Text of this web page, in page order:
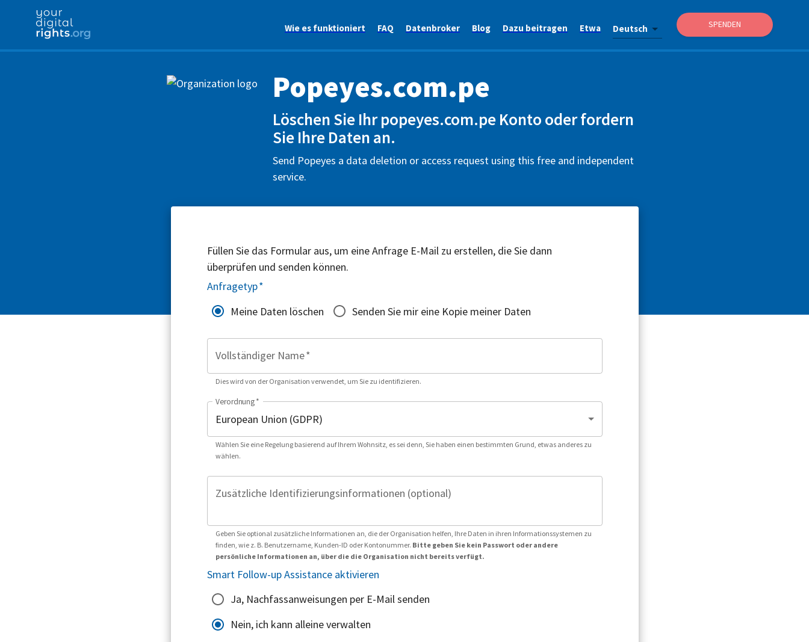
Wie es funktioniert FAQ Datenbroker Blog Dazu beitragen Etwa Deutsch SPENDEN
Popeyes.com.pe
Löschen Sie Ihr popeyes.com.pe Konto oder fordern
Sie Ihre Daten an.
Send Popeyes a data deletion or access request using this free and independent
service.
Füllen Sie das Formular aus, um eine Anfrage E-Mail zu erstellen, die Sie dann
überprüfen und senden können.
Anfragetyp*
Meine Daten löschen
Senden Sie mir eine Kopie meiner Daten
Vollständiger Name*
Dies wird von der Organisation verwendet, um Sie zu identifizieren.
Verordnung*
Wählen Sie eine Regelung basierend auf Ihrem Wohnsitz, es sei denn, Sie haben einen bestimmten Grund, etwas anderes zu
wählen.
Zusätzliche Identifizierungsinformationen (optional)
Geben Sie optional zusätzliche Informationen an, die der Organisation helfen, Ihre Daten in ihren Informationssystemen zu
finden, wie z. B. Benutzername, Kunden-ID oder Kontonummer. Bitte geben Sie kein Passwort oder andere
persönliche Informationen an, über die die Organisation nicht bereits verfügt.
Smart Follow-up Assistance aktivieren
Ja, Nachfassanweisungen per E-Mail senden
Nein, ich kann alleine verwalten